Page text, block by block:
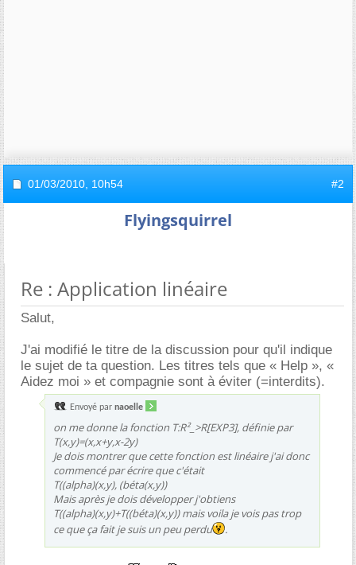
01/03/2010, 10h54 #2
Flyingsquirrel
Re : Application linéaire
Salut,
J'ai modifié le titre de la discussion pour qu'il indique
le sujet de ta question. Les titres tels que « Help », «
Aidez moi » et compagnie sont à éviter (=interdits).
Envoyé par naoelle
on me donne la fonction T:R²_>R[EXP3], définie par
T(x,y)=(x,x+y,x-2y)
Je dois montrer que cette fonction est linéaire j'ai donc
commencé par écrire que c'était
T((alpha)(x,y), (béta(x,y))
Mais après je dois développer j'obtiens
T((alpha)(x,y)+T((béta)(x,y)) mais voila je vois pas trop
ce que ça fait je suis un peu perdu
.